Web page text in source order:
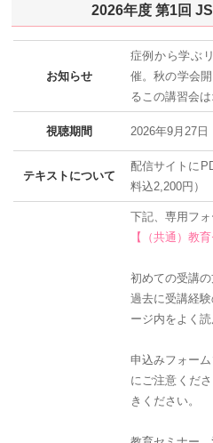
2026年度 第1回
お知らせ
症例から学ぶ
催。秋の学会
るこの講習会
視聴期間 2026年9月27
テキストについて
配信サイトに
料込2,200円）
下記、専用フォ
【（共通）教
初めての受講の
過去に受講経
ージ内をよく
申込みフォー
にご注意くだ
きください。